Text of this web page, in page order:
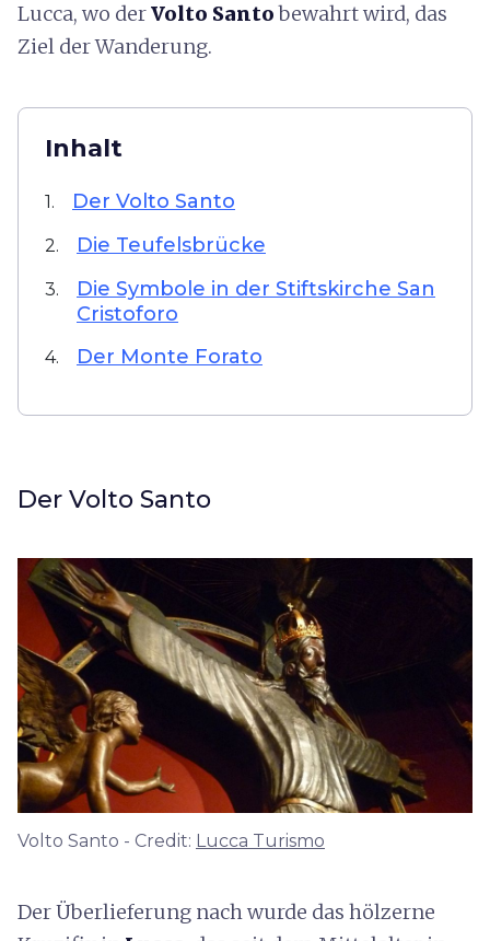
Lucca, wo derVolto Santobewahrt wird, das
Ziel der Wanderung.
Inhalt
1. Der Volto Santo
2. Die Teufelsbrücke
3.
Die Symbole in der Stiftskirche San
Cristoforo
4. Der Monte Forato
Der Volto Santo
Volto Santo - Credit: Lucca Turismo
Der Überlieferung nach wurde das hölzerne